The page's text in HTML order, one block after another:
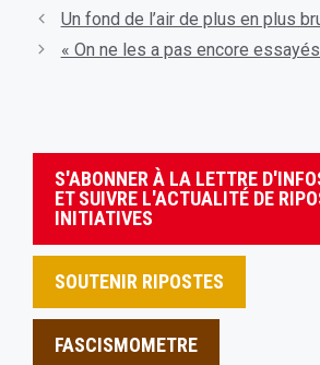
Un fond de l’air de plus en plus
« On ne les a pas encore
S'ABONNER À LA LETTRE
ET SUIVRE L'ACTUALITÉ DE
INITIATIVES
SOUTENIR RIPOSTES
FASCISMOMETRE